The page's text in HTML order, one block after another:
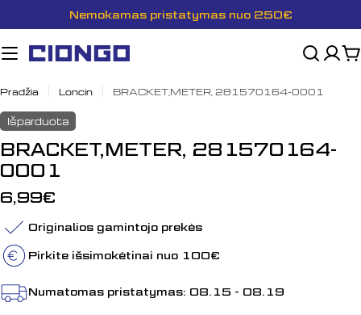
prie
turinio
Nemokamas pristatymas nuo 250€
Pradžia Loncin BRACKET,METER, 281570164-0001
Išparduota
BRACKET,METER, 281570164-
0001
Įprasta
kaina
6,99€
Originalios gamintojo prekės
Pirkite išsimokėtinai nuo 100€
Numatomas pristatymas: 08.15 - 08.19